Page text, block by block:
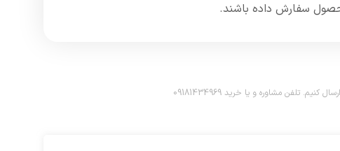
سفارش داده باشند.​
مشاوره و یا خرید 09181434969